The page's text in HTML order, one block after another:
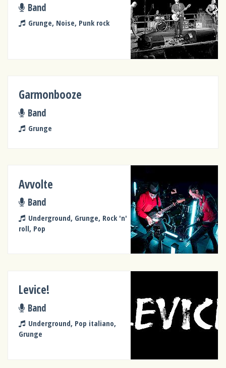
Band
Grunge, Noise, Punk rock
Garmonbooze
Band
Grunge
Avvolte
Band
Underground, Grunge, Rock 'n'
roll, Pop
Levice!
Band
Underground, Pop italiano,
Grunge